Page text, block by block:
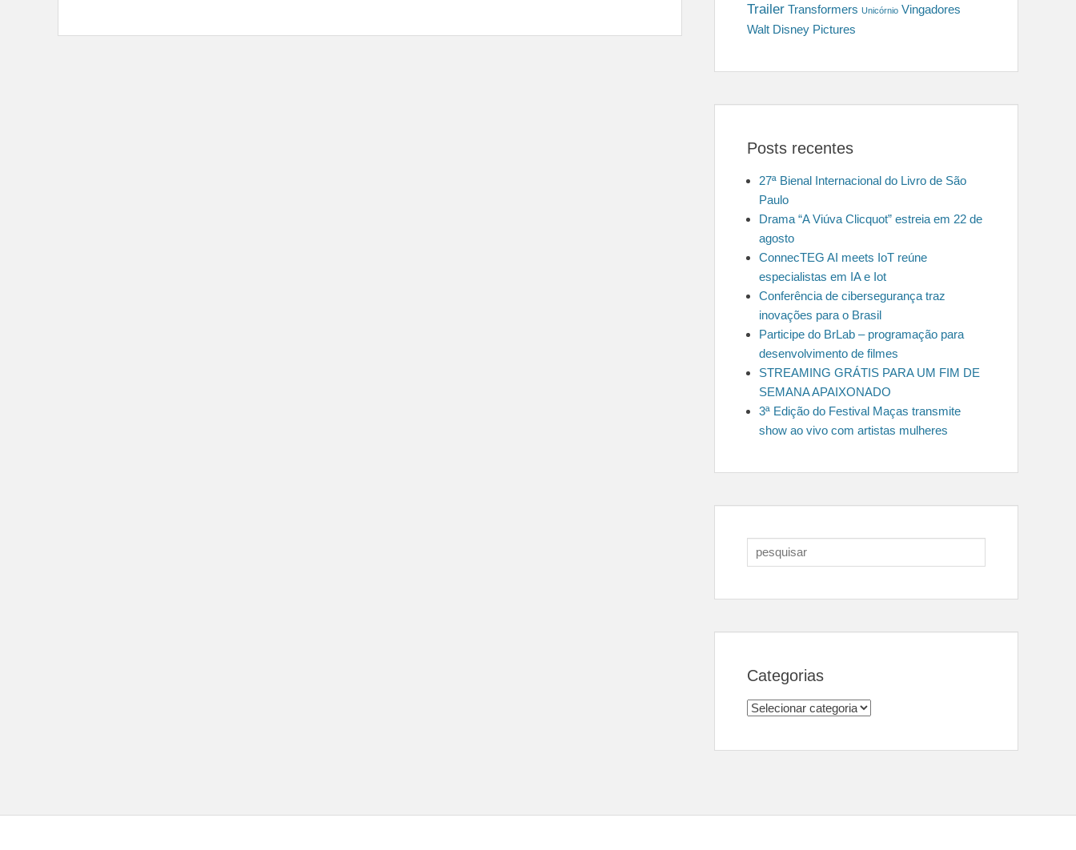
Trailer Transformers Unicórnio Vingadores
Walt Disney Pictures
Posts recentes
27ª Bienal Internacional do Livro de São
Paulo
Drama “A Viúva Clicquot” estreia em 22 de
agosto
ConnecTEG AI meets IoT reúne
especialistas em IA e Iot
Conferência de cibersegurança traz
inovações para o Brasil
Participe do BrLab – programação para
desenvolvimento de filmes
STREAMING GRÁTIS PARA UM FIM DE
SEMANA APAIXONADO
3ª Edição do Festival Maças transmite
show ao vivo com artistas mulheres
for:
Categorias
Categorias